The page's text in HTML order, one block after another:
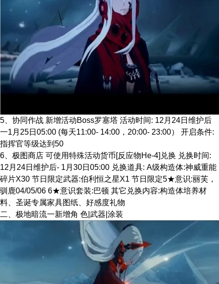
5、协同作战 新增活动Boss罗塞塔 活动时间: 12月24日维护后
一1月25日05:00 (每天11:00- 14:00，20:00- 23:00） 开启条件:
指挥官等级达到50
6、极图商店 可使用特殊活动货币[反应物He-4]兑换 兑换时间:
12月24日维护后- 1月30日05:00 兑换道具: A级构造体:神威重能
碎片X30 节日限定武器:伯利恒之星X1 节日限定5★意识:丽芙，
驯鹿04/05/06 6★意识套装:巴顿 其它兑换内容:构造体培养材
料、圣诞专属家具图纸、好感度礼物
二、极地暗流一新增角 色|武器|涂装